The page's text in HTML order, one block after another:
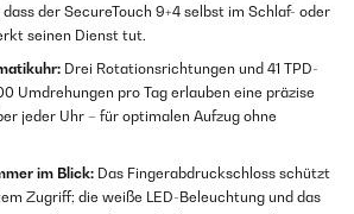
dass der SecureTouch 9+4 selbst im Schlaf- oder
seinen Dienst tut.
Drei Rotationsrichtungen und 41 TPD-
Umdrehungen pro Tag erlauben eine präzise
jeder Uhr – für optimalen Aufzug ohne
im Blick: Das Fingerabdruckschloss schützt
Zugriff; die weiße LED-Beleuchtung und das